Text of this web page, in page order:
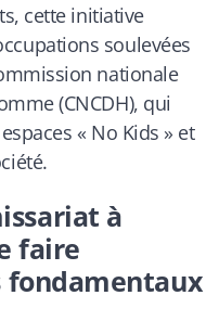
cette initiative
soulevées
nationale
(CNCDH), qui
« No Kids » et
à
faire
fondamentaux